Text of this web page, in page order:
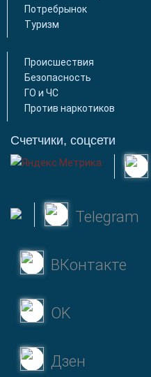
Потребрынок
Туризм
Происшествия
Безопасность
ГО и ЧС
Против наркотиков
Счетчики, соцсети
Telegram
ВКонтакте
OK
Дзен